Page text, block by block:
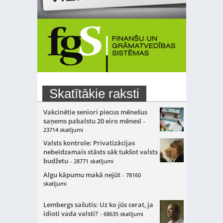
Skatītākie raksti
Vakcinētie seniori piecus mēnešus
saņems pabalstu 20 eiro mēnesī -
23714 skatījumi
Valsts kontrole: Privatizācijas
nebeidzamais stāsts sāk tukšot valsts
budžetu - 28771 skatījumi
Algu kāpumu makā nejūt - 78160
skatījumi
Lembergs sašutis: Uz ko jūs cerat, ja
idioti vada valsti? - 68635 skatījumi